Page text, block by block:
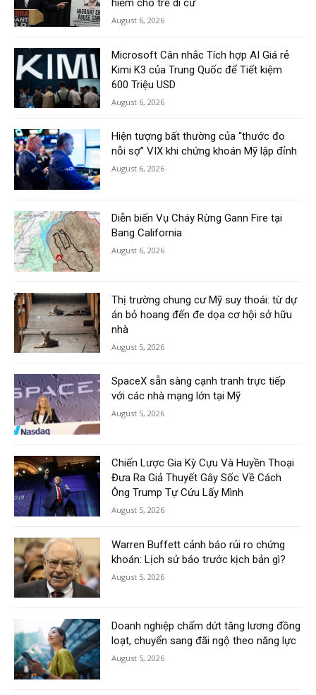
hiểm cho trẻ di cư
August 6, 2026
Microsoft Cân nhắc Tích hợp AI Giá rẻ
Kimi K3 của Trung Quốc để Tiết kiệm
600 Triệu USD
August 6, 2026
Hiện tượng bất thường của “thước đo
nỗi sợ” VIX khi chứng khoán Mỹ lập đỉnh
August 6, 2026
Diễn biến Vụ Cháy Rừng Gann Fire tại
Bang California
August 6, 2026
Thị trường chung cư Mỹ suy thoái: từ dự
án bỏ hoang đến đe dọa cơ hội sở hữu
nhà
August 5, 2026
SpaceX sẵn sàng cạnh tranh trực tiếp
với các nhà mạng lớn tại Mỹ
August 5, 2026
Chiến Lược Gia Kỳ Cựu Và Huyền Thoại
Đưa Ra Giả Thuyết Gây Sốc Về Cách
Ông Trump Tự Cứu Lấy Mình
August 5, 2026
Warren Buffett cảnh báo rủi ro chứng
khoán: Lịch sử báo trước kịch bản gì?
August 5, 2026
Doanh nghiệp chấm dứt tăng lương đồng
loạt, chuyển sang đãi ngộ theo năng lực
August 5, 2026